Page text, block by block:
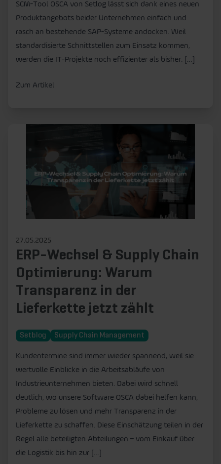
SCM-Tool OSCA von Setlog lässt sich dank eines neuen
Produktangebots beider Unternehmen einfach und
rasch an bestehende SAP-Systeme andocken. Weil
standardisierte Schnittstellen zum Einsatz kommen,
werden die IT-Projekte noch effizienter als bisher. […]
Zum Artikel
27.05.2025
ERP-Wechsel & Supply Chain
Optimierung: Warum
Transparenz in der
Lieferkette jetzt zählt
Setblog Supply Chain Management
Kundentermine sind immer wieder spannend, weil sie
wertvolle Einblicke in die Arbeitsabläufe von
Industrieunternehmen bieten. Dabei wird schnell
deutlich, wo unsere Software OSCA dabei helfen kann,
Probleme zu lösen und mehr Transparenz in der
Lieferkette zu schaffen. Diese Einschätzung teilen in der
Regel alle beteiligten Abteilungen – vom Einkauf über
die Logistik bis hin zur […]